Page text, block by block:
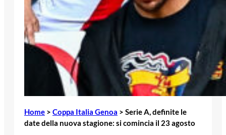
Home > Coppa Italia Genoa > Serie A, definite le
date della nuova stagione: si comincia il 23 agosto